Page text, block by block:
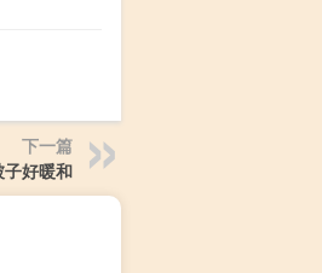
下一篇
好暖和